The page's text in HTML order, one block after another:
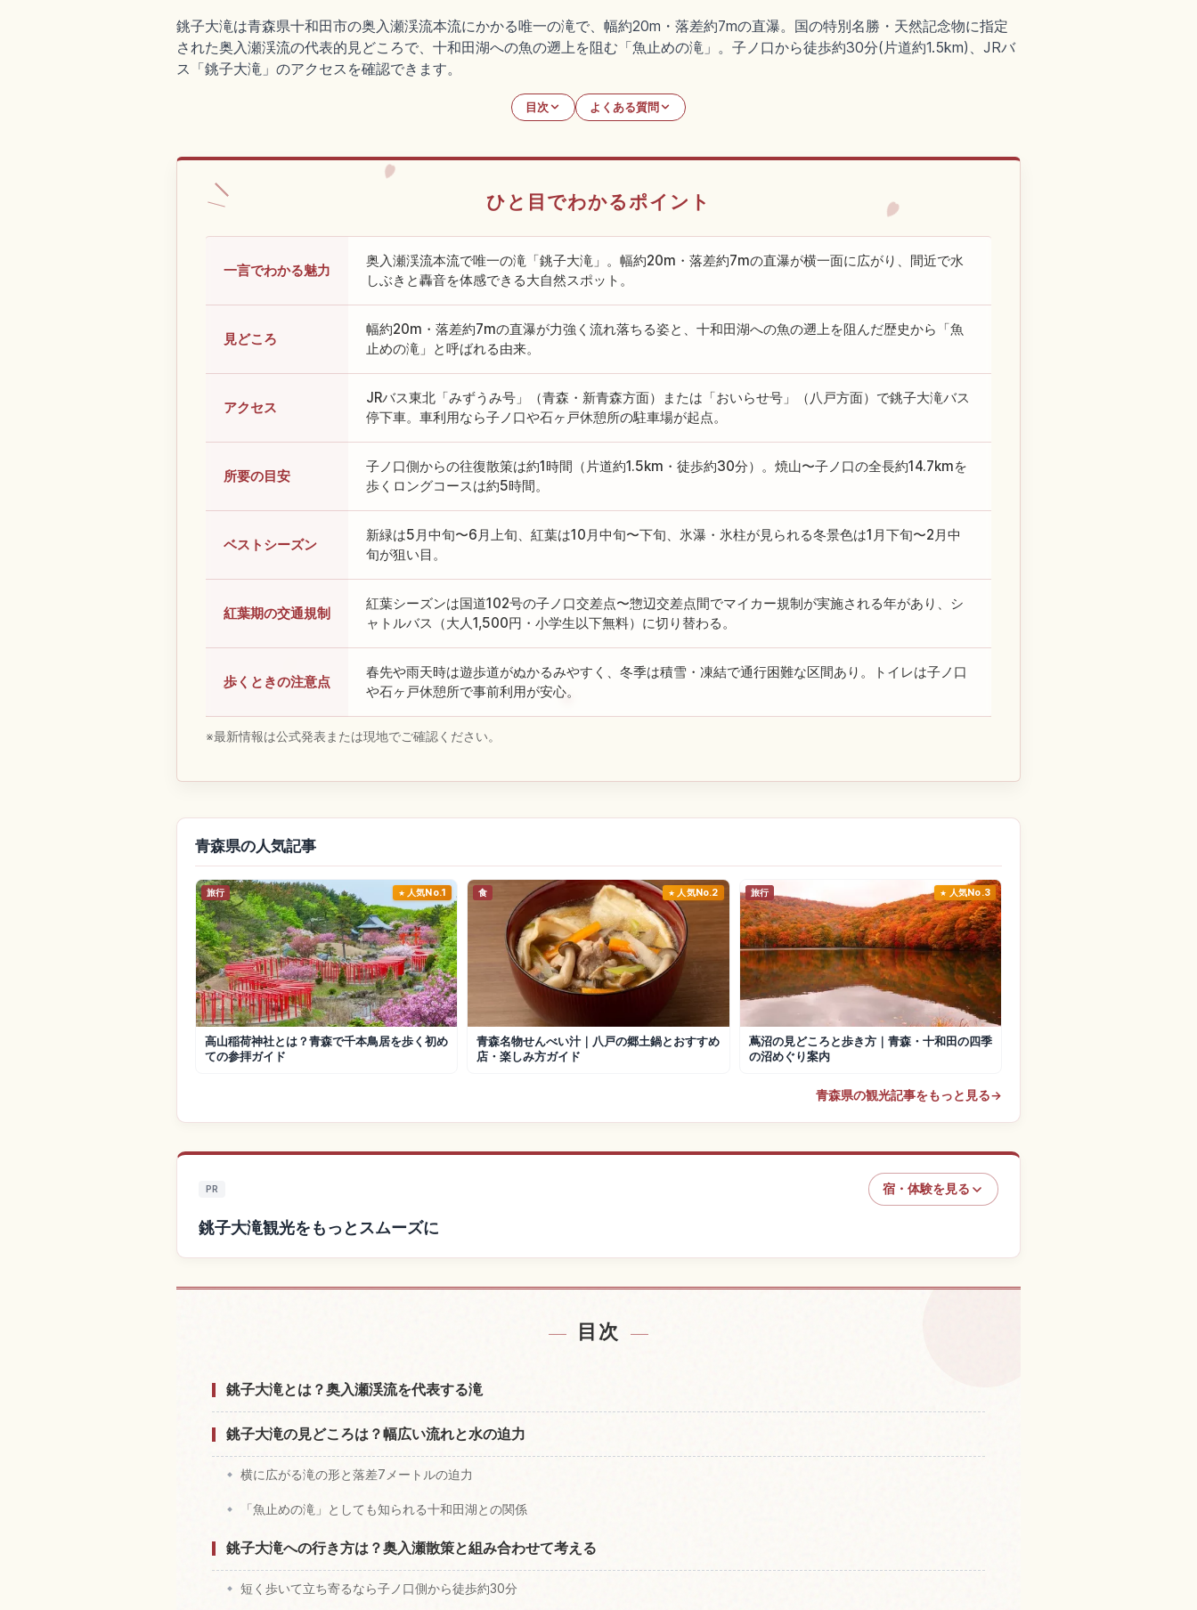
銚子大滝は青森県十和田市の奥入瀬渓流本流にかかる唯一の滝で、幅約20m・落差約7mの直瀑。国の特別名勝・天然記念物に指定
された奥入瀬渓流の代表的見どころで、十和田湖への魚の遡上を阻む「魚止めの滝」。子ノ口から徒歩約30分(片道約1.5km)、JRバ
ス「銚子大滝」のアクセスを確認できます。
目次 よくある質問
ひと目でわかるポイント
一言でわかる魅力
奥入瀬渓流本流で唯一の滝「銚子大滝」。幅約20m・落差約7mの直瀑が横一面に広がり、間近で水
しぶきと轟音を体感できる大自然スポット。
見どころ
幅約20m・落差約7mの直瀑が力強く流れ落ちる姿と、十和田湖への魚の遡上を阻んだ歴史から「魚
止めの滝」と呼ばれる由来。
アクセス
JRバス東北「みずうみ号」（青森・新青森方面）または「おいらせ号」（八戸方面）で銚子大滝バス
停下車。車利用なら子ノ口や石ヶ戸休憩所の駐車場が起点。
所要の目安
子ノ口側からの往復散策は約1時間（片道約1.5km・徒歩約30分）。焼山〜子ノ口の全長約14.7kmを
歩くロングコースは約5時間。
ベストシーズン
新緑は5月中旬〜6月上旬、紅葉は10月中旬〜下旬、氷瀑・氷柱が見られる冬景色は1月下旬〜2月中
旬が狙い目。
紅葉期の交通規制
紅葉シーズンは国道102号の子ノ口交差点〜惣辺交差点間でマイカー規制が実施される年があり、シ
ャトルバス（大人1,500円・小学生以下無料）に切り替わる。
歩くときの注意点
春先や雨天時は遊歩道がぬかるみやすく、冬季は積雪・凍結で通行困難な区間あり。トイレは子ノ口
や石ヶ戸休憩所で事前利用が安心。
※最新情報は公式発表または現地でご確認ください。
青森県の人気記事
旅行 人気No.1
高山稲荷神社とは？青森で千本鳥居を歩く初め
ての参拝ガイド
食 人気No.2
青森名物せんべい汁｜八戸の郷土鍋とおすすめ
店・楽しみ方ガイド
旅行 人気No.3
蔦沼の見どころと歩き方｜青森・十和田の四季
の沼めぐり案内
青森県の観光記事をもっと見る→
PR 宿・体験を見る
銚子大滝観光をもっとスムーズに
目次
銚子大滝とは？奥入瀬渓流を代表する滝
銚子大滝の見どころは？幅広い流れと水の迫力
横に広がる滝の形と落差7メートルの迫力
「魚止めの滝」としても知られる十和田湖との関係
銚子大滝への行き方は？奥入瀬散策と組み合わせて考える
短く歩いて立ち寄るなら子ノ口側から徒歩約30分